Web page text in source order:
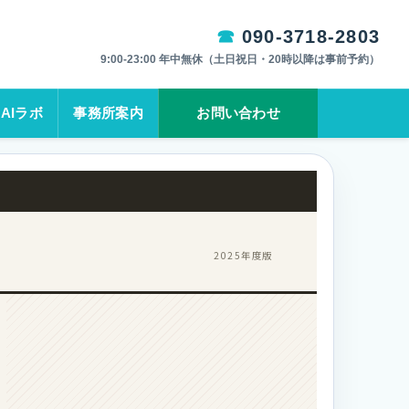
090-3718-2803
9:00-23:00 年中無休（土日祝日・20時以降は事前予約）
AIラボ 事務所案内 お問い合わせ
2025年度版